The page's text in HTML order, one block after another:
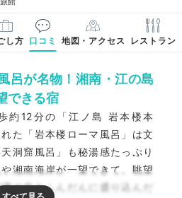
し方 口コミ 地図・アクセス レストラン
呂が名物！湘南・江の島
できる宿
約12分の「江ノ島 岩本楼本
た「岩本楼ローマ風呂」は文
洞窟風呂」も秘湯感たっぷり
湘南海岸が一望できて、眺望
の幸をふんだんに盛り込んだ